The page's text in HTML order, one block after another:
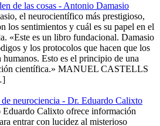
de las cosas - Antonio Damasio
el neurocientífico más prestigioso,
los sentimientos y cuál es su papel en el
«Este es un libro fundacional. Damasio
y los protocolos que hacen que los
humanos. Esto es el principio de una
científica.» MANUEL CASTELLS
de neurociencia - Dr. Eduardo Calixto
Eduardo Calixto ofrece información
entrar con lucidez al misterioso